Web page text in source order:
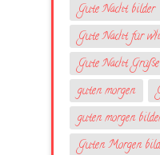
Gute Nacht bilder
Gute Nacht für
Gute Nacht Grüße
guten morgen
guten morgen
Guten Morgen